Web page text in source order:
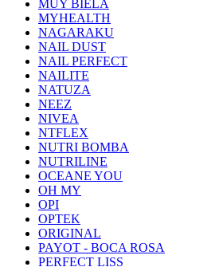
MUY BIELA
MYHEALTH
NAGARAKU
NAIL DUST
NAIL PERFECT
NAILITE
NATUZA
NEEZ
NIVEA
NTFLEX
NUTRI BOMBA
NUTRILINE
OCEANE YOU
OH MY
OPI
OPTEK
ORIGINAL
PAYOT - BOCA ROSA
PERFECT LISS